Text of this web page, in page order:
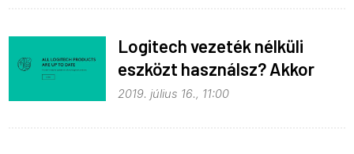
Logitech vezeték nélküli
eszközt használsz? Akkor
figyelj
2019. július 16., 11:00